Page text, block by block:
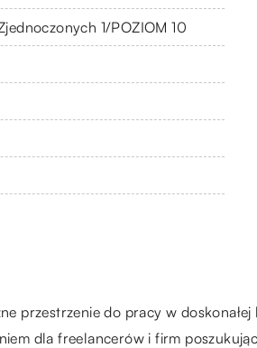
1/POZIOM 10
przestrzenie do pracy w doskonałej
dla freelancerów i firm